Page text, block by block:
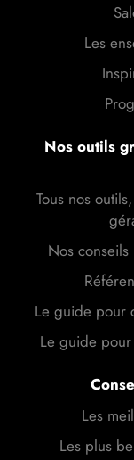
Les
Nos outils
Tous nos
Nos
Le guide pour
Le guide
Les
Les plus